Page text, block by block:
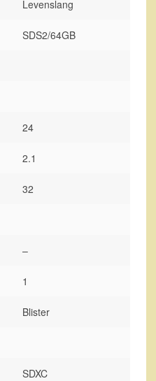
Levenslang
SDS2/64GB
24
2.1
32
–
1
Blister
SDXC